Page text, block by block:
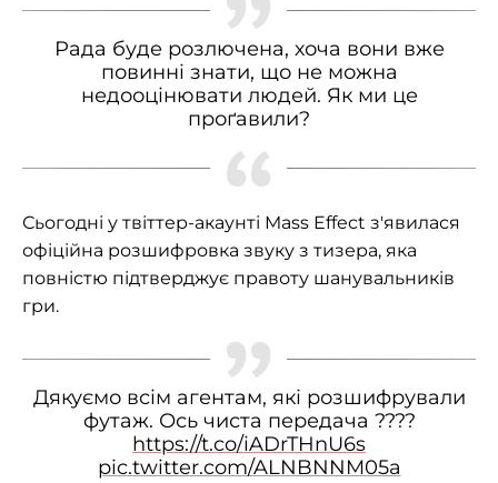
Рада буде розлючена, хоча вони вже
повинні знати, що не можна
недооцінювати людей. Як ми це
проґавили?
Сьогодні у твіттер-акаунті Mass Effect з'явилася
офіційна розшифровка звуку з тизера, яка
повністю підтверджує правоту шанувальників
гри.
Дякуємо всім агентам, які розшифрували
футаж. Ось чиста передача ????
https://t.co/iADrTHnU6s
pic.twitter.com/ALNBNNM05a